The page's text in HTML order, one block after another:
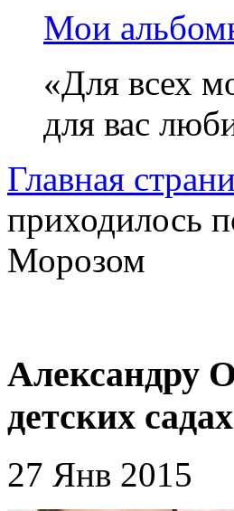
Мои
«Для всех
для вас
Главная
приходилось
Морозом
Александру
детских
27 Янв 2015